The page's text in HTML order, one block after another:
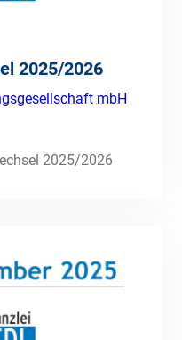
2025/2026
mbH
2025/2026